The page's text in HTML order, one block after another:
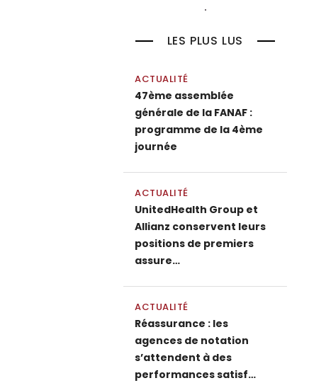
LES PLUS LUS
ACTUALITÉ
47ème assemblée
générale de la FANAF :
programme de la 4ème
journée
ACTUALITÉ
UnitedHealth Group et
Allianz conservent leurs
positions de premiers
assure…
ACTUALITÉ
Réassurance : les
agences de notation
s’attendent à des
performances satisf…